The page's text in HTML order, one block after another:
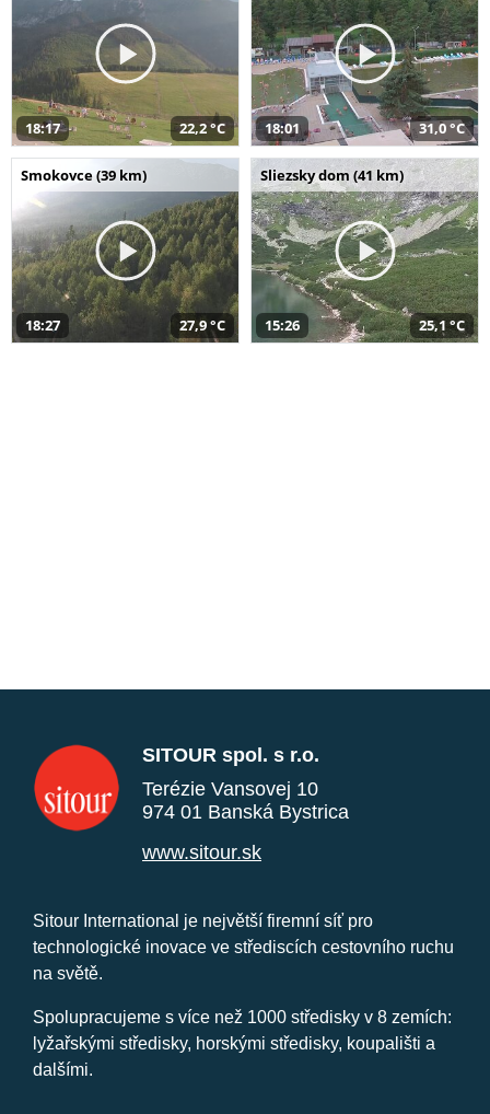
18:17 22,2 °C 18:01 31,0 °C
Smokovce (39 km)
18:27 27,9 °C
Sliezsky dom (41 km)
15:26 25,1 °C
SITOUR spol. s r.o.
Terézie Vansovej 10
974 01 Banská Bystrica
www.sitour.sk
Sitour International je největší firemní síť pro
technologické inovace ve střediscích cestovního ruchu
na světě.
Spolupracujeme s více než 1000 středisky v 8 zemích:
lyžařskými středisky, horskými středisky, koupališti a
dalšími.